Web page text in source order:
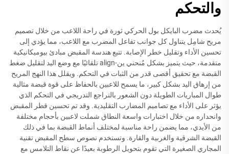
والتحكم
يُحدث مضرب البايكل بول الحركي ثورة في راحة اللاعب من خلال تصميم
مريح شامِل يتناول كل جوانب تفاعل المضرب مع اللاعب، مما يؤدي إلى
تحسين الأداء وتقليل خطر الإصابة. تتبع هندسة المقبض مبادئ بيوميكانيكية
متقدمة، حيث يتميز بشكل مُنحني ين-align تلقائيًا مع وضع اليد لتقليل ضغط
القبضة مع تحقيق أقصى قدر من الثبات في التحكم. ويقلل هذا النهج المريح
من إرهاق اليد بشكل كبير، ما يسمح للاعبين بالحفاظ على قوة قبضة مثالية
طوال المباريات الطويلة دون الشعور بالتراجع التدريجي في التحكم الذي
يؤثر على الأداء مع تصاميم المضارب التقليدية. وقد تم تحسين قطر المقبض
وانحداره من خلال اختبارات واسعة النطاق شملت لاعبين بأحجام مختلفة
من الأيدي، مما يضمن راحة مناسبة لمختلف أنماط القبضة بما في ذلك
القبضة الشرقية والغربية والقارة. وتستخدم نصوص سطح المقبض تقنية
المجاري الصغيرة التي تقوم بتحويل الرطوبة بعيدًا عن نقاط التلامس مع